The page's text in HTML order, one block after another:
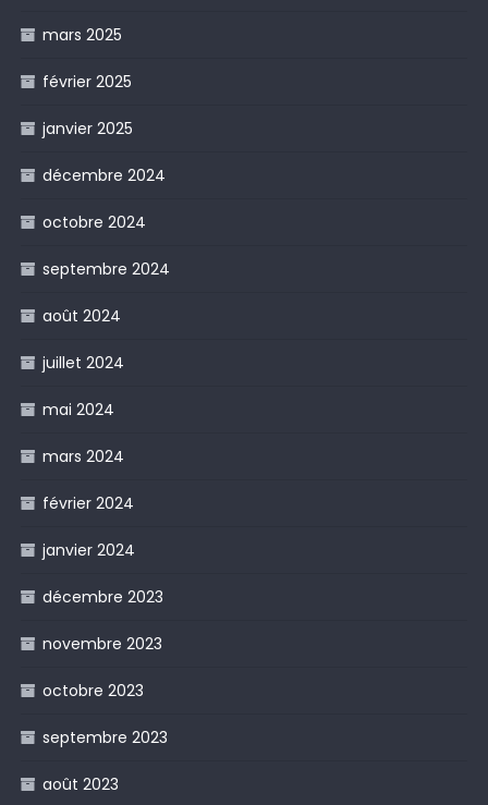
mars 2025
février 2025
janvier 2025
décembre 2024
octobre 2024
septembre 2024
août 2024
juillet 2024
mai 2024
mars 2024
février 2024
janvier 2024
décembre 2023
novembre 2023
octobre 2023
septembre 2023
août 2023